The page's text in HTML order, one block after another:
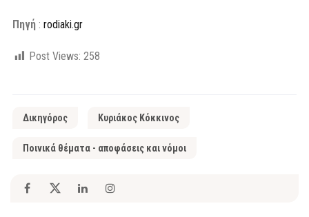
Πηγή : rodiaki.gr
Post Views: 258
Δικηγόρος Κυριάκος Κόκκινος
Ποινικά θέματα - αποφάσεις και νόμοι